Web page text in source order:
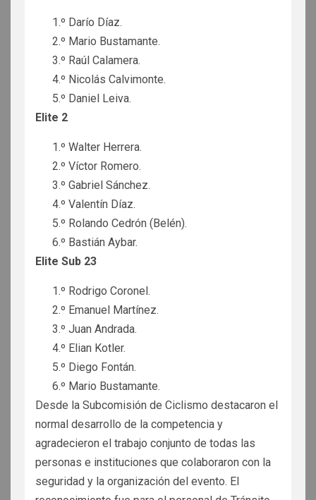
1.º Darío Díaz.
2.º Mario Bustamante.
3.º Raúl Calamera.
4.º Nicolás Calvimonte.
5.º Daniel Leiva.
Elite 2
1.º Walter Herrera.
2.º Víctor Romero.
3.º Gabriel Sánchez.
4.º Valentín Díaz.
5.º Rolando Cedrón (Belén).
6.º Bastián Aybar.
Elite Sub 23
1.º Rodrigo Coronel.
2.º Emanuel Martínez.
3.º Juan Andrada.
4.º Elian Kotler.
5.º Diego Fontán.
6.º Mario Bustamante.
Desde la Subcomisión de Ciclismo destacaron el
normal desarrollo de la competencia y
agradecieron el trabajo conjunto de todas las
personas e instituciones que colaboraron con la
seguridad y la organización del evento. El